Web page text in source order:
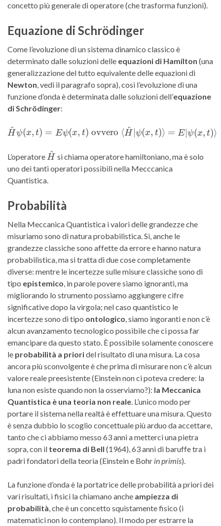
concetto più generale di operatore (che trasforma funzioni).
Equazione di Schrödinger
Come l’evoluzione di un sistema dinamico classico è
determinato dalle soluzioni delle equazioni di Hamilton (una
generalizzazione del tutto equivalente delle equazioni di
Newton, vedi il paragrafo sopra), così l’evoluzione di una
funzione d’onda è determinata dalle soluzioni dell’equazione
di Schrödinger:
\hat{H} \psi (x,t) = E
H
^ψ(x, t) = Eψ(x, t) ovvero ⟨H
^ ψ(x, t)⟩ = E∣ψ(x, t)⟩
L’operatore \hat{H}
H
^ si chiama operatore hamiltoniano, ma è solo
uno dei tanti operatori possibili nella Mecccanica
Quantistica.
Probabilità
Nella Meccanica Quantistica i valori delle grandezze che
misuriamo sono di natura probabilistica. Sì, anche le
grandezze classiche sono affette da errore e hanno natura
probabilistica, ma si tratta di due cose completamente
diverse: mentre le incertezze sulle misure classiche sono di
tipo epistemico, in parole povere siamo ignoranti, ma
migliorando lo strumento possiamo aggiungere cifre
significative dopo la virgola; nel caso quantistico le
incertezze sono di tipo ontologico, siamo ingoranti e non c’è
alcun avanzamento tecnologico possibile che ci possa far
emancipare da questo stato. È possibile solamente conoscere
le probabilità a prioridel risultato di una misura. La cosa
ancora più sconvolgente è che prima di misurare non c’è alcun
valore reale preesistente (Einstein non ci poteva credere: la
luna non esiste quando non la osserviamo?): la Meccanica
Quantistica è una teoria non reale. L’unico modo per
portare il sistema nella realtà è effettuare una misura. Questo
è senza dubbio lo scoglio concettuale più arduo da accettare,
tanto che ci abbiamo messo 63 anni a metterci una pietra
sopra, con il teorema di Bell (1964), 63 anni di baruffe tra i
padri fondatori della teoria (Einstein e Bohr in primis).
La funzione d’onda è la portatrice delle probabilità a priori dei
vari risultati, i fisici la chiamano anche ampiezza di
probabilità, che è un concetto squistamente fisico (i
matematici non lo contemplano). Il modo per estrarre la